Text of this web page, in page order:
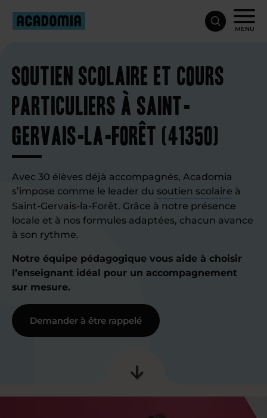
MENU
Soutien scolaire et cours
particuliers à Saint-
Gervais-la-Forêt (41350)
Avec 30 élèves déjà accompagnés, Acadomia
s’impose comme le leader du soutien scolaire à
Saint-Gervais-la-Forêt. Grâce à notre présence
locale et à nos formules adaptées, chacun avance
à son rythme.
Notre équipe pédagogique vous aide à choisir
l’enseignant idéal pour un accompagnement
sur mesure.
Demander à être rappelé